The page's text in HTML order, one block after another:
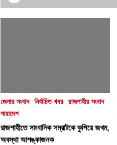
জেলার সংবাদ নির্বাচিত খবর
রাজশাহীর সংবাদ
সারাদেশ
রাজশাহীতে সাংবাদিক সম্রাটকে কুপিয়ে জখম,
অবস্থা আশঙ্কাজনক